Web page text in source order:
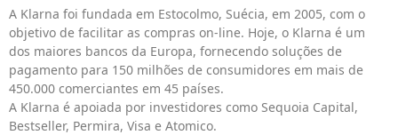
A Klarna foi fundada em Estocolmo, Suécia, em 2005, com o
objetivo de facilitar as compras on-line. Hoje, o Klarna é um
dos maiores bancos da Europa, fornecendo soluções de
pagamento para 150 milhões de consumidores em mais de
450.000 comerciantes em 45 países.
A Klarna é apoiada por investidores como Sequoia Capital,
Bestseller, Permira, Visa e Atomico.